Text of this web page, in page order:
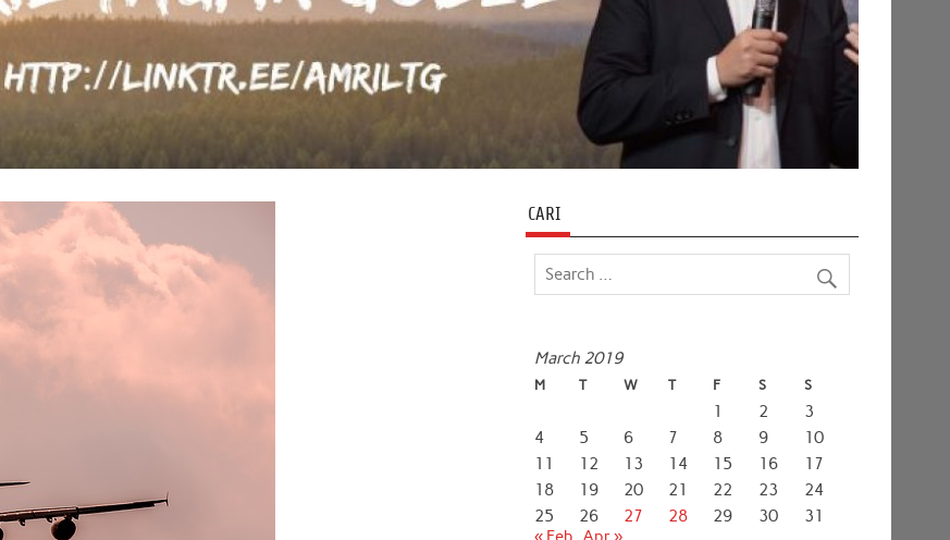
CARI
March 2019
M T W T F S S
1 2
3
4
5 6 7 8 9
10
11
12 13 14 15 16
17
18
19 20 21 22 23
24
25
26 27 28 29 30
31